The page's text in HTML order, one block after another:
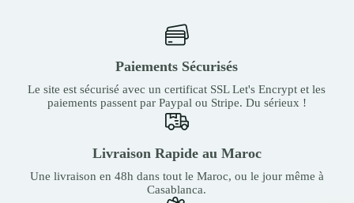
Paiements Sécurisés
Le site est sécurisé avec un certificat SSL Let's Encrypt et les
paiements passent par Paypal ou Stripe. Du sérieux !
Livraison Rapide au Maroc
Une livraison en 48h dans tout le Maroc, ou le jour même à
Casablanca.